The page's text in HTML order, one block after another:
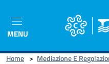
contenuto
MENU
Home > Mediazione E